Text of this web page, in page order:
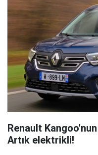
Renault
Artık elektrikli!